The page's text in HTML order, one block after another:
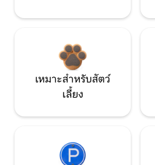
เหมาะสำหรับสัตว์
เลี้ยง